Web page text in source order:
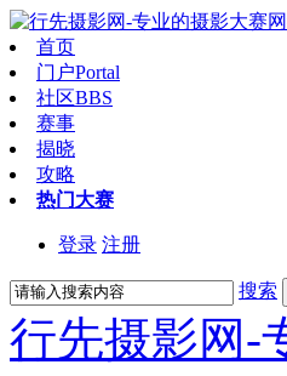
首页
门户Portal
社区BBS
赛事
揭晓
攻略
热门大赛
登录 注册
搜索
行先摄影网-